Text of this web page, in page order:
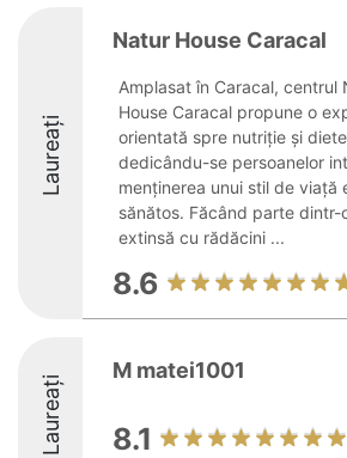
Laureați
Natur House Caracal
Amplasat în Caracal, centrul
House Caracal propune o
orientată spre nutriție și
dedicându-se persoanelor
menținerea unui stil de viață
sănătos. Făcând parte dintr-
extinsă cu rădăcini ...
8.6
Laureați
M matei1001
8.1